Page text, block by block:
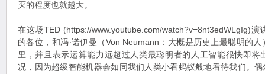
灭的程度也就越大。
在这场TED (https://www.youtube.com/watch?v=8nt3edWLgIg)
的各位，和冯‧诺伊曼（Von Neumann：大概是历史上最聪明的
里，并且表示运算能力远超过人类最聪明者的人工智能很快即将
况，因为超级智能机器会如同我们人类小看蚂蚁般地看待我们。